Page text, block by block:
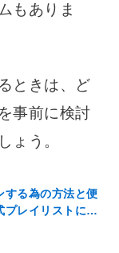
もありま
ときは、ど
事前に検討
ょう。
する為の方法と便
プレイリストにア